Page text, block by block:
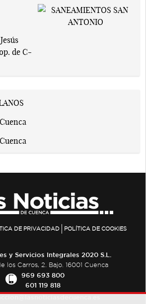
DE PRIVACIDAD POLÍTICA DE COOKIES
y Servicios Integrales 2020 S.L.
los Carros, 2. Bajo. 16001 Cuenca
969 693 800
601 119 818